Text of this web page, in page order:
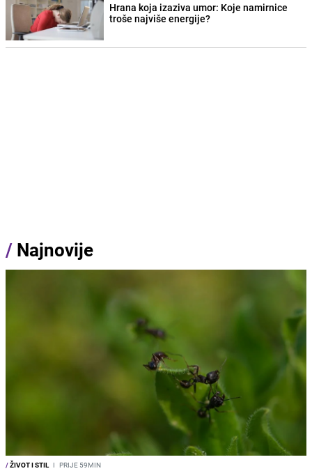
Hrana koja izaziva umor: Koje namirnice
troše najviše energije?
/ Najnovije
/ŽIVOT I STIL I PRIJE 59MIN